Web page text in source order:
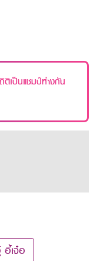
เป็นแชมป์ห่างกัน
อี้เจ๋อ